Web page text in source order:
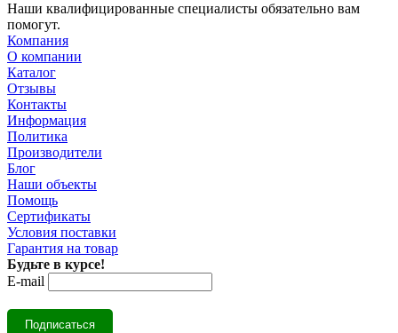
Наши квалифицированные специалисты обязательно вам
помогут.
Компания
О компании
Каталог
Отзывы
Контакты
Информация
Политика
Производители
Блог
Наши объекты
Помощь
Сертификаты
Условия поставки
Гарантия на товар
Будьте в курсе!
E-mail